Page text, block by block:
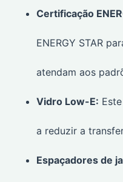
Certificação
ENERGY STAR
atendam aos
Vidro Low-E:
a reduzir a
Espaçadores de